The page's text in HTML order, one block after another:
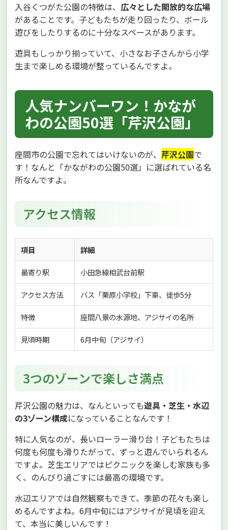
入谷くつがた公園の特徴は、 広々とした開放的な広場
があることです。子どもたちが走り回ったり、ボール
遊びをしたりするのに十分なスペースがあります。
遊具もしっかり揃っていて、小さなお子さんから小学
生まで楽しめる環境が整っているんですよ。
人気ナンバーワン！かなが
わの公園50選「芹沢公園」
座間市の公園で忘れてはいけないのが、 芹沢公園で
す！なんと「かながわの公園50選」に選ばれている名
所なんですよ。
アクセス情報
項目 詳細
最寄り駅 小田急線相武台前駅
アクセス方法 バス「栗原小学校」下車、徒歩5分
特徴 座間八景の水源地、アジサイの名所
見頃時期 6月中旬（アジサイ）
3つのゾーンで楽しさ満点
芹沢公園の魅力は、なんといっても遊具・芝生・水辺
の3ゾーン構成になっていることなんです！
特に人気なのが、長いローラー滑り台！子どもたちは
何度も何度も滑りたがって、ずっと遊んでいられるん
ですよ。芝生エリアではピクニックを楽しむ家族も多
く、のんびり過ごすには最高の環境です。
水辺エリアでは自然観察もできて、季節の花々も楽し
めるんですよね。6月中旬にはアジサイが見頃を迎え
て、本当に美しいんです！